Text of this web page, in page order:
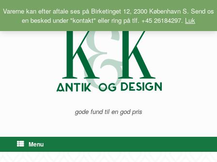
Varerne kan efter aftale ses på Birketinget 12, 2300 København S. Send os
en besked under "kontakt" eller ring på tlf. +45 26184297. Luk
til
gode fund til en god pris
Menu